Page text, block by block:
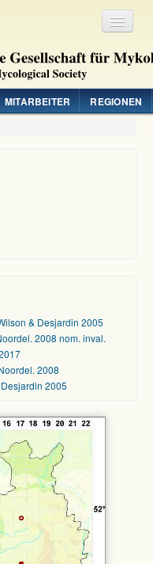
MITARBEITER REGIONEN
& Desjardin 2005
2008 nom. inval.
2008
2005